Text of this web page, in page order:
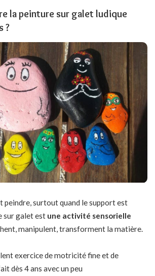
la peinture sur galet ludique
?
peindre, surtout quand le support est
sur galet est une activité sensorielle
manipulent, transforment la matière.
exercice de motricité fine et de
dès 4 ans avec un peu